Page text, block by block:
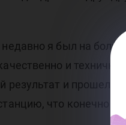
недавно я был на
и
результат и прошел
что конечно и